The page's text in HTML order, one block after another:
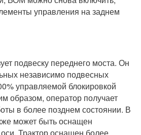
управления на заднем
подвеску переднего моста. Он
независимо подвесных
управляемой блокировкой
образом, оператор получает
в более позднем состоянии. В
может быть оснащен